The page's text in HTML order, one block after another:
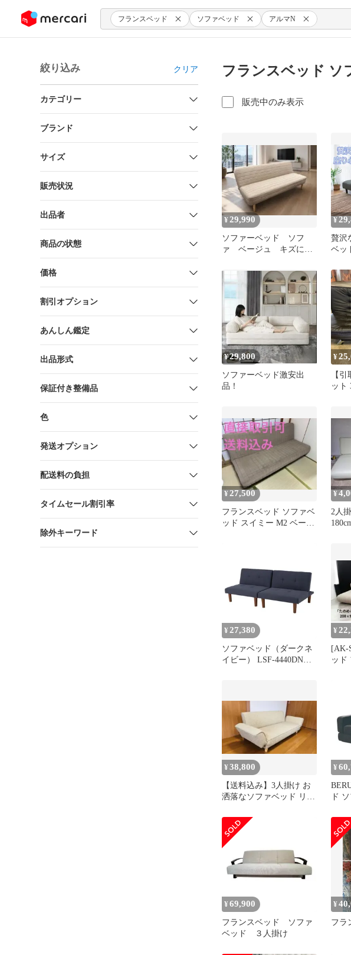
ツにスキップ フランスベッド ソファベッド アルマN
絞り込み クリア
カテゴリー
ブランド
サイズ
販売状況
出品者
商品の状態
価格
割引オプション
あんしん鑑定
出品形式
保証付き整備品
色
発送オプション
配送料の負担
タイムセール割引率
除外キーワード
フランスベッド ソ
販売中のみ表示
¥ 29,990
ソファーベッド ソフ
ァ ベージュ キズに強
新品
¥
贅沢
ベッ
900＃
¥29,800
ソファーベッド激安出
品！
¥
【
ット
¥ 27,500
フランスベッド ソファベ
ッド スイミー M2 ベーシ
¥
2人
¥ 27,380
ソファベッド（ダークネ
イビー） LSF-4440DNV-
¥
[AK-
ッド
¥38,800
【送料込み】3人掛け お
洒落なソファベッド リク
ジュ
¥
ド
ソフ
発ウ
成
セ
人
ク,
¥ 69,900
フランスベッド ソファ
ベッド ３人掛け
¥
フラ